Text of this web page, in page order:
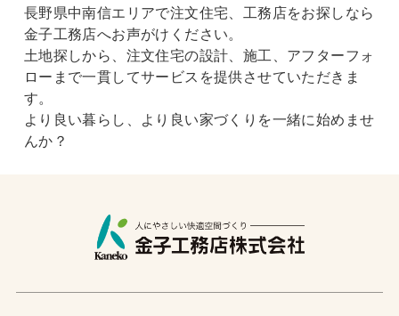
長野県中南信エリアで注文住宅、工務店をお探しなら
金子工務店へお声がけください。
土地探しから、注文住宅の設計、施工、アフターフォ
ローまで一貫してサービスを提供させていただきま
す。
より良い暮らし、より良い家づくりを一緒に始めませ
んか？